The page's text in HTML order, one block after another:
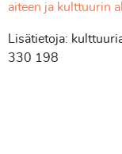
aiteen ja kulttuurin
Lisätietoja:
330 198